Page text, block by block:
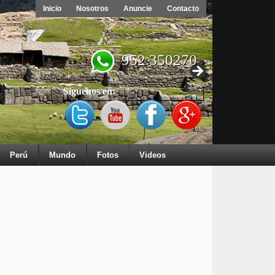
Inicio Nosotros Anuncie Contacto
952 350270
Síguenos en:
Perú Mundo Fotos Videos